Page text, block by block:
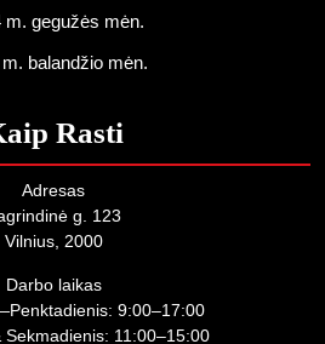
m. gegužės mėn.
balandžio mėn.
Rasti
Adresas
g. 123
Vilnius, 2000
Darbo laikas
9:00–17:00
Sekmadienis: 11:00–15:00